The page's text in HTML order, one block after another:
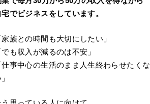
宅でビジネスをしています。
家族との時間も大切にしたい」
でも収入が減るのは不安」
仕事中心の生活のまま人生終わらせたくな